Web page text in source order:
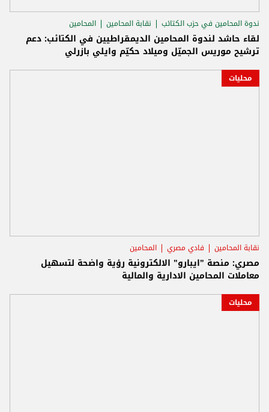
ندوة المحامين في حزب الكتائب نقابة المحامين المحامين
لقاء حاشد لندوة المحامين الديمقراطيين في الكتائب: دعم
ترشيح موريس الجميّل وميلاد حكيّم وايلي بازرلي
محليات
نقابة المحامين فادي مصري المحامين
مصري: منصة "ايبارو" الالكترونية رؤية واضحة لتسهيل
معاملات المحامين الادارية والمالية
محليات